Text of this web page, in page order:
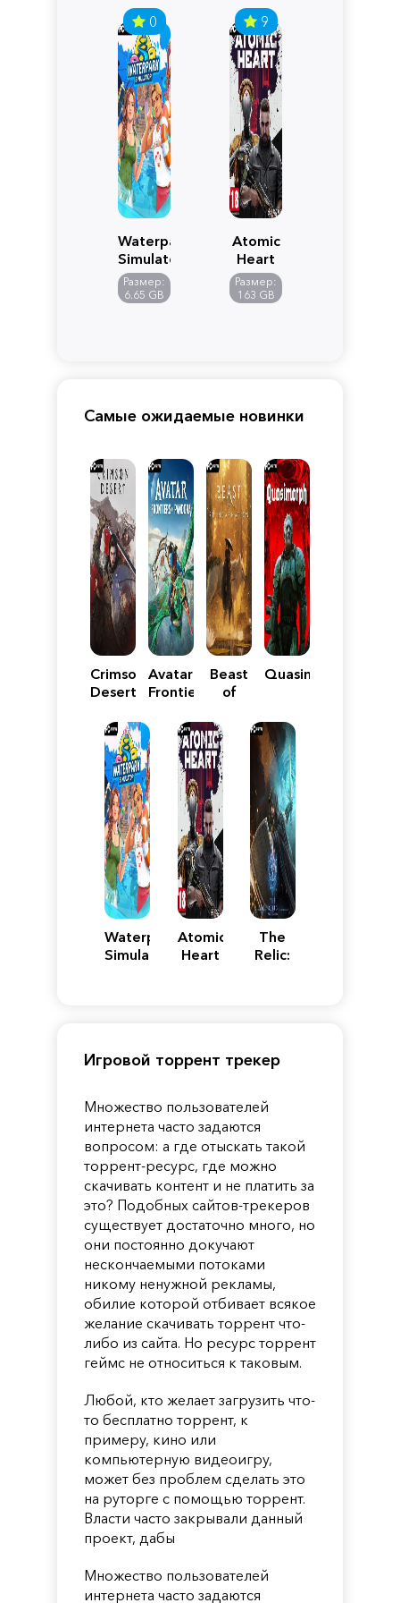
0
Waterpark
Simulator
Размер:
6.65 GB
9
Atomic
Heart
Размер:
163 GB
Самые ожидаемые новинки
Crimson
Desert
Avatar:
Frontiers
Pandora
Beast
of
Quasimorph
Waterpark
Simulator
Atomic
Heart
The
Relic:
Игровой торрент трекер
Множество пользователей
интернета часто задаются
вопросом: а где отыскать такой
торрент-ресурс, где можно
скачивать контент и не платить за
это? Подобных сайтов-трекеров
существует достаточно много, но
они постоянно докучают
нескончаемыми потоками
никому ненужной рекламы,
обилие которой отбивает всякое
желание скачивать торрент что-
либо из сайта. Но ресурс торрент
геймс не относиться к таковым.
Любой, кто желает загрузить что-
то бесплатно торрент, к
примеру, кино или
компьютерную видеоигру,
может без проблем сделать это
на руторге с помощью торрент.
Власти часто закрывали данный
проект, дабы
Множество пользователей
интернета часто задаются